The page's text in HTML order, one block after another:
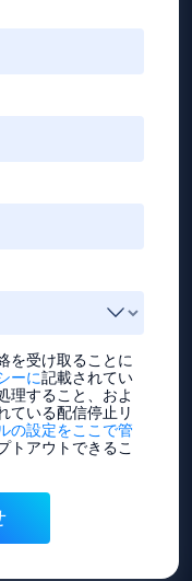
絡を受け取ることに
ーに記載されてい
理すること、およ
ている配信停止リ
の設定をここで管
トアウトできるこ